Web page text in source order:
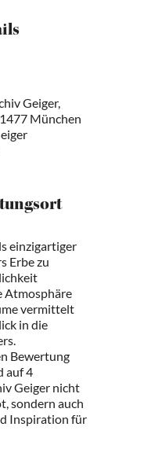
Geiger,
München
einzigartiger
Erbe zu
Atmosphäre
vermittelt
in die
Bewertung
auf 4
Geiger nicht
sondern auch
Inspiration für